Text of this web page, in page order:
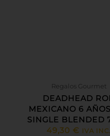
Regalos Gourmet
DEADHEAD
MEXICANO 6
SINGLE BLENDED
49,30 € IVA INC.